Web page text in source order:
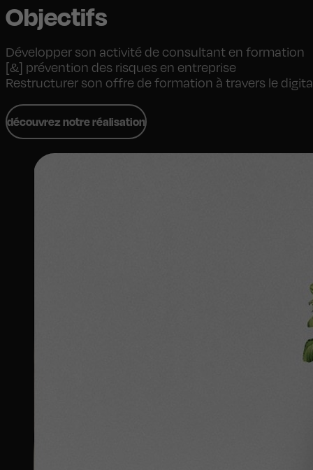
Objectifs
Développer son activité de consultant en formation
[&] prévention des risques en entreprise
Restructurer son offre de formation à travers le
découvrez notre réalisation